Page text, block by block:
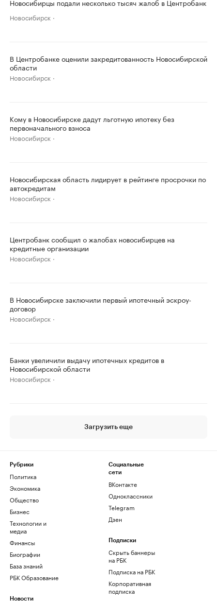
Новосибирцы подали несколько тысяч жалоб в Центробанк
Новосибирск
В Центробанке оценили закредитованность Новосибирской
области
Новосибирск
Кому в Новосибирске дадут льготную ипотеку без
первоначального взноса
Новосибирск
Новосибирская область лидирует в рейтинге просрочки по
автокредитам
Новосибирск
Центробанк сообщил о жалобах новосибирцев на
кредитные организации
Новосибирск
В Новосибирске заключили первый ипотечный эскроу-
договор
Новосибирск
Банки увеличили выдачу ипотечных кредитов в
Новосибирской области
Новосибирск
Загрузить еще
Рубрики
Политика
Экономика
Общество
Бизнес
Технологии и
медиа
Финансы
Биографии
База знаний
РБК Образование
Новости
Социальные
сети
ВКонтакте
Одноклассники
Telegram
Дзен
Подписки
Скрыть баннеры
на РБК
Подписка на РБК
Корпоративная
подписка